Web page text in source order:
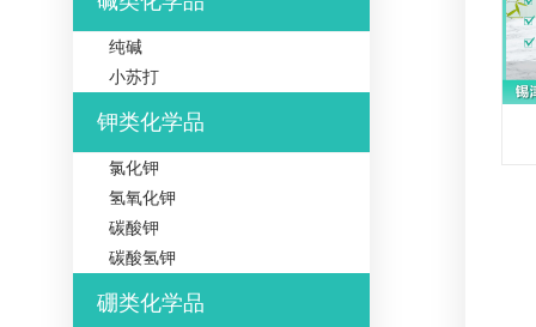
纯碱
小苏打
钾类化学品
氯化钾
氢氧化钾
碳酸钾
碳酸氢钾
硼类化学品